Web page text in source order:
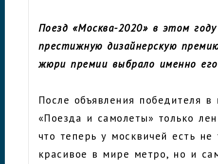
Поезд «Москва-2020» в этом
престижную дизайнерскую
жюри премии выбрало именно
После объявления победителя в
«Поезда и самолеты» только
что теперь у москвичей есть не
красивое в мире метро, но и